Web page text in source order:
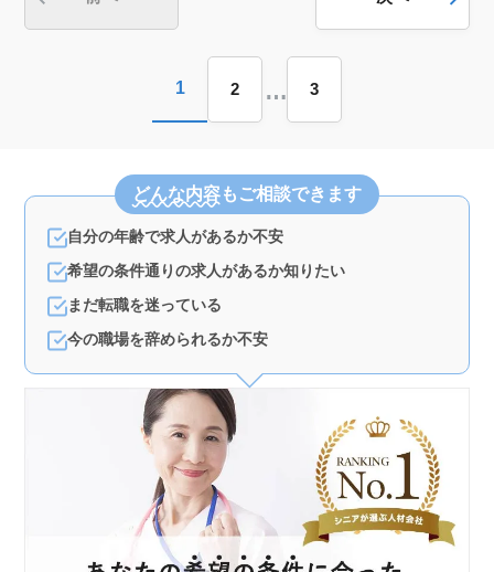
1 2 … 3
どんな内容もご相談できます
自分の年齢で求人があるか不安
希望の条件通りの求人があるか知りたい
まだ転職を迷っている
今の職場を辞められるか不安